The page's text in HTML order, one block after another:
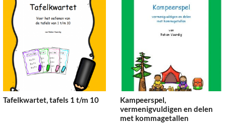
Tafelkwartet, tafels 1 t/m 10
Kampeerspel,
vermenigvuldigen en delen
met kommagetallen